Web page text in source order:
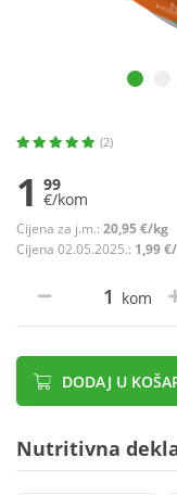
(2)
1 99
€/kom
Cijena za j.m.: 20,95 €/kg
Cijena 02.05.2025.: 1,99
kom
DODAJ U
Nutritivna